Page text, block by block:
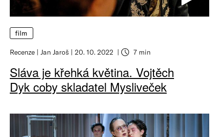
film
Recenze Jan Jaroš 20. 10. 2022 7 min
Sláva je křehká květina. Vojtěch
Dyk coby skladatel Mysliveček